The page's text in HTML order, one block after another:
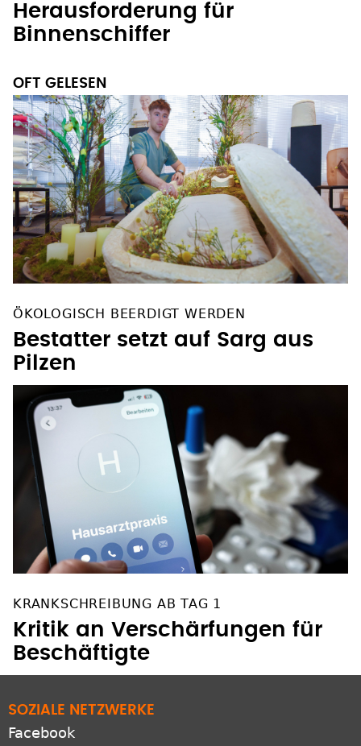
Herausforderung für
Binnenschiffer
OFT GELESEN
ÖKOLOGISCH BEERDIGT WERDEN
Bestatter setzt auf Sarg aus
Pilzen
KRANKSCHREIBUNG AB TAG 1
Kritik an Verschärfungen für
Beschäftigte
SOZIALE NETZWERKE
Facebook